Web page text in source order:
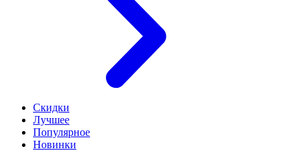
Скидки
Лучшее
Популярное
Новинки